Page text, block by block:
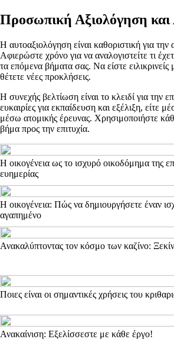
Προσωπική Αξιολόγηση και
Η αυτοαξιολόγηση είναι καθοριστική για την
Αφιερώστε χρόνο για να αναλογιστείτε τι
τα επόμενα βήματα σας. Να είστε ειλικρινείς
θέτετε νέες προκλήσεις.
Η συνεχής βελτίωση είναι το κλειδί για την
ευκαιρίες για εκπαίδευση και εξέλιξη, είτε
μέσω ατομικής έρευνας. Χρησιμοποιήστε
βήμα προς την επιτυχία.
Η οικογένεια ως το ισχυρό οικοδόμημα της
ευημερίας
Η οικογένεια: Πώς να δημιουργήσετε έναν
αγαπημένο
Ανακαλύπτοντας τον κόσμο των καζίνο:
Ποιες είναι οι σημαντικές χρήσεις του
Ανακαίνιση: Εξελίσσεστε με κάθε έργο!